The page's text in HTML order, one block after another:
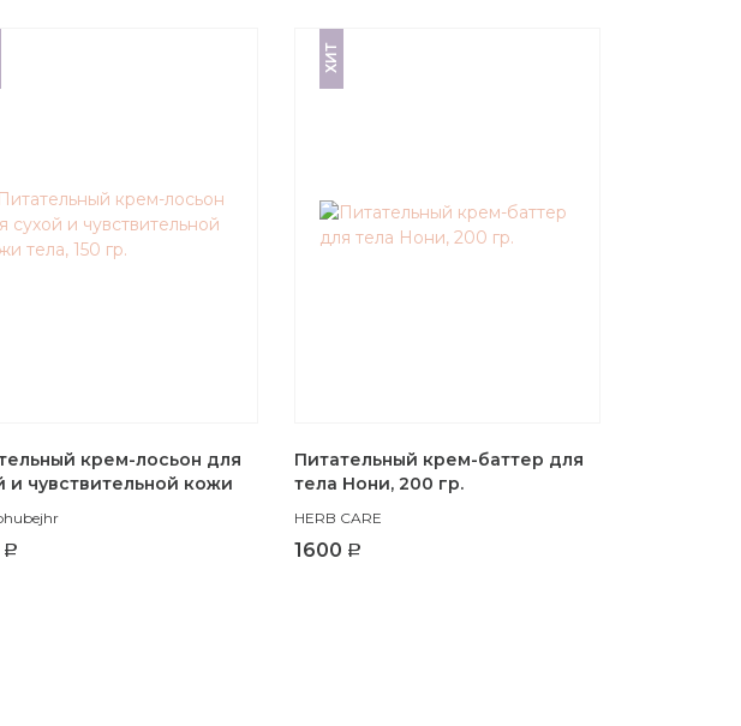
крем-лосьон для
и чувствительной кожи
ХИТ
Питательный крем-баттер для
тела Нони, 200 гр.
HERB CARE
1600